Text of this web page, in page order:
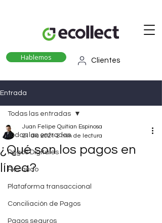
Clientes
Hablemos
Entrada
Todas las entradas
Pagos Digitales
Recaudo
Plataforma transaccional
Conciliación de Pagos
Pagos seguros
Todas las entradas
¿Qué son los pagos en
línea?
Juan Felipe Quitian Espinosa
21 dic 2021 2 min de lectura